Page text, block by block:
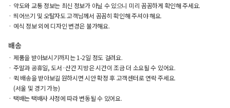
약도와 교통 정보는 최신 정보가 아닐 수 있으니 미리 꼼꼼하게 확인해 주세요.
띄어쓰기 및 오탈자도 고객님께서 꼼꼼히 확인해 주셔야 해요.
예식 정보 외에 디자인 변경은 불가해요.
배송
제품을 받아보시기까지는 1-2일 정도 걸려요.
주말과 공휴일, 도서·산간 지방은 시간이 조금 더 소요될 수 있어요.
퀵 배송을 받아보길 원하시면 시안 확정 후 고객센터로 연락 주세요.
(서울 및 경기 가능)
택배는 택배사 사정에 따라 변동될 수 있어요.